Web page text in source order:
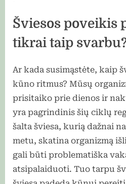
Šviesos poveikis
tikrai taip
Ar kada susimąstėte, kaip
kūno ritmus? Mūsų
prisitaiko prie dienos ir
yra pagrindinis šių ciklų
šalta šviesa, kurią dažnai
metu, skatina organizmą
gali būti problematiška
atsipalaiduoti. Tuo tarpu